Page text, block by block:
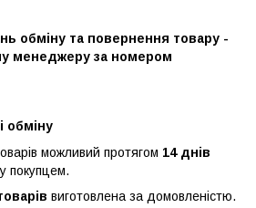
обміну та повернення товару -
менеджеру за номером
обміну
можливий протягом 14 днів
покупцем.
виготовлена ​​за домовленістю.